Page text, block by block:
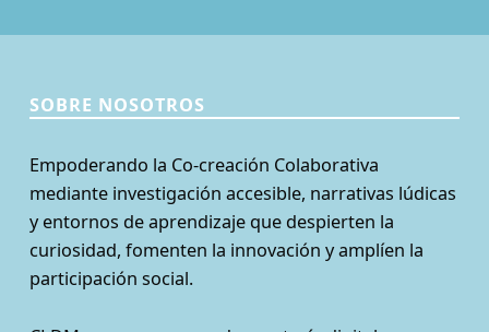
SOBRE NOSOTROS
Empoderando la Co-creación Colaborativa
mediante investigación accesible, narrativas lúdicas
y entornos de aprendizaje que despierten la
curiosidad, fomenten la innovación y amplíen la
participación social.